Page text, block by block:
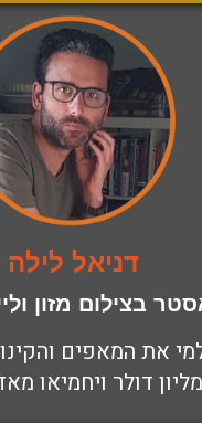
דניאל לילה
בצילום מזון
את המאפים
מליון דולר ויחמיאו